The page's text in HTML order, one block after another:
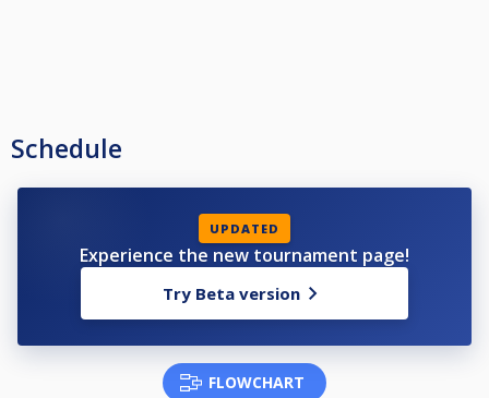
Schedule
UPDATED
Experience the new tournament page!
Try Beta version
FLOWCHART